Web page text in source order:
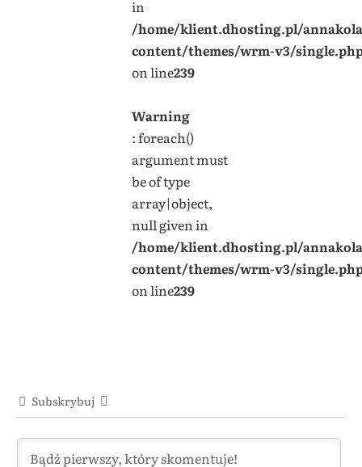
in
/home/klient.dhosting.pl/
content/themes/wrm-v3/
on line239
Warning
: foreach()
argument must
be of type
array|object,
null given in
/home/klient.dhosting.pl/
content/themes/wrm-v3/
on line239
Subskrybuj